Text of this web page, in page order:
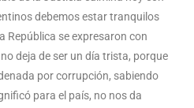
debemos estar tranquilos
República se expresaron con
deja de ser un día trista, porque
por corrupción, sabiendo
para el país, no nos da